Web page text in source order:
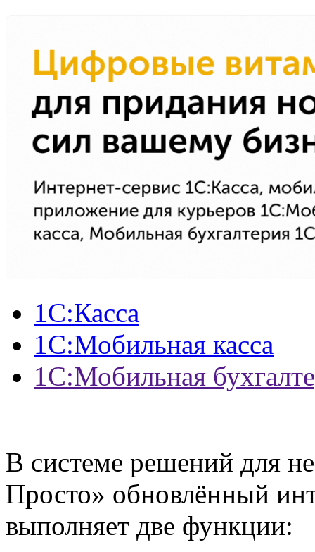
1С:Касса
1С:Мобильная касса
1С:Мобильная
В системе решений для
Просто» обновлённый
выполняет две функции: